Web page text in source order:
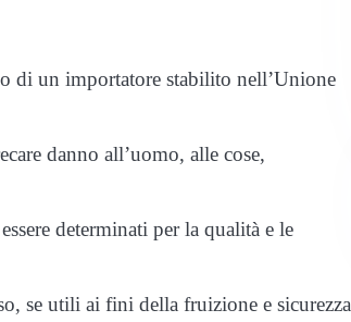
di un importatore stabilito nell’Unione
danno all’uomo, alle cose,
determinati per la qualità e le
se utili ai fini della fruizione e sicurezza